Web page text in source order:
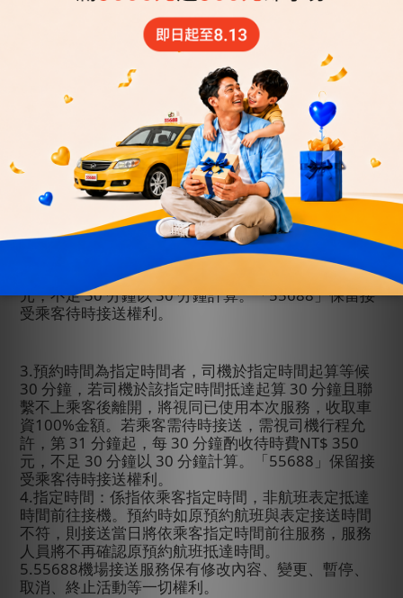
NT$ 350
元，乘客須於用車時間的
30分鐘內準時上車，若司機
於該用車時間抵達起算
分鐘且聯繫不上乘客後離
開，將視同已使用本次服務，收取車資100%金額。若
乘客需待時接送，需視司機行程允許，第
31分鐘起，
30分鐘酌收待時費NT$ 350元，不足 30分鐘以
分鐘計算。「55688」保留接受乘客待時接送權利。
「送機」超時費：每30分鐘酌收待時費 NT$ 350
元，預約時間為航班實際抵達時間者，司機於航班抵
達起算等候90分鐘，若司機於該班機抵達時間已等候
90分鐘且聯繫不上乘客，將視同已使用本次服務，收
金額。若乘客需待時接送，需視司機行程
分鐘起，每
NT$ 350
元，不足30分鐘以30分鐘計算。「55688」保留接
受乘客待時接送權利。
3.預約時間為指定時間者，司機於指定時間起算等候
30 分鐘，若司機於該指定時間抵達起算 30 分鐘且聯
繫不上乘客後離開，將視同已使用本次服務，收取車
資100%金額。若乘客需待時接送，需視司機行程允
許，第 31 分鐘起，每30 分鐘酌收待時費NT$ 350
元，不足 30 分鐘以 30 分鐘計算。「55688 」保留接
受乘客待時接送權利。
4.指定時間：係指依乘客指定時間，非航班表定抵達
時間前往接機。預約時如原預約航班與表定接送時間
不符，則接送當日將依乘客指定時間前往服務，服務
人員將不再確認原預約航班抵達時間。
5.55688機場接送服務保有修改內容、變更、暫停、
取消、終止活動等一切權利。